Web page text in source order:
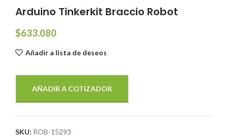
Arduino Tinkerkit Braccio Robot
$633.080
Añadir a lista de deseos
AÑADIR A COTIZADOR
SKU: ROB-15293